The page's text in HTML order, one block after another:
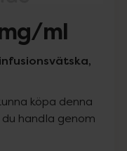
ml
köpa denna
handla genom